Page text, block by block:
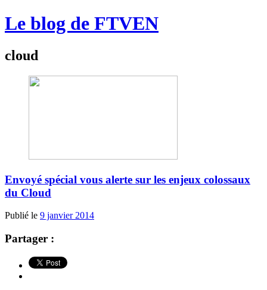
Le blog de FTVEN
cloud
Envoyé spécial vous alerte sur les enjeux colossaux
du Cloud
Publié le 9 janvier 2014
Partager :